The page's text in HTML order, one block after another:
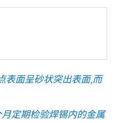
表面呈砂状突出表面,而
定期检验焊锡内的金属